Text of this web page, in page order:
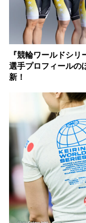
『競輪ワールドシ
選手プロフィールの
新！